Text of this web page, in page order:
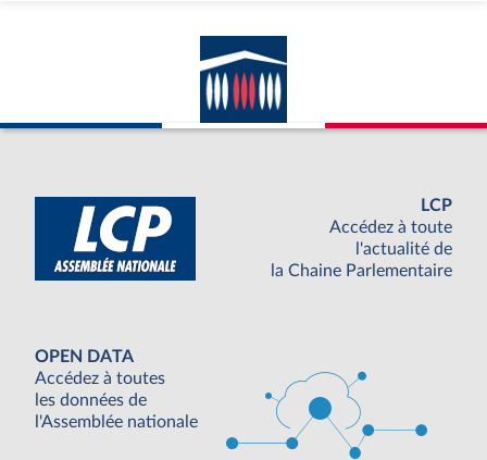
LCP
Accédez à toute
l'actualité de
la Chaine Parlementaire
OPEN DATA
Accédez à toutes
les données de
l'Assemblée nationale